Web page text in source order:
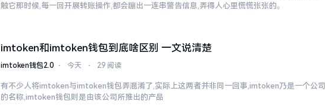
触它那时候,每一回开展转账操作,都会蹦出一连串警告信息,弄得人心里慌慌张张的。
imtoken和imtoken钱包到底啥区别 一文说清楚
imtoken钱包2.0 ⋅ 今天 ⋅ 29 阅读
有不少人将imtoken与imtoken钱包弄混淆了,实际上这两者并非同一回事,imtoken乃是一个公司
的名称,imtoken钱包则是由该公司所推出的产品